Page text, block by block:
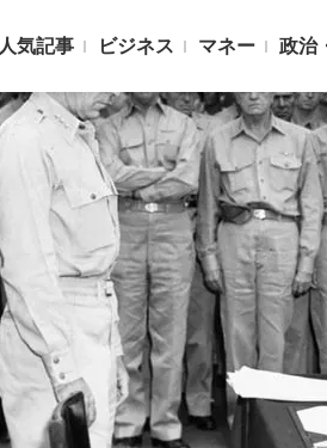
人気記事 ビジネス マネー 政治